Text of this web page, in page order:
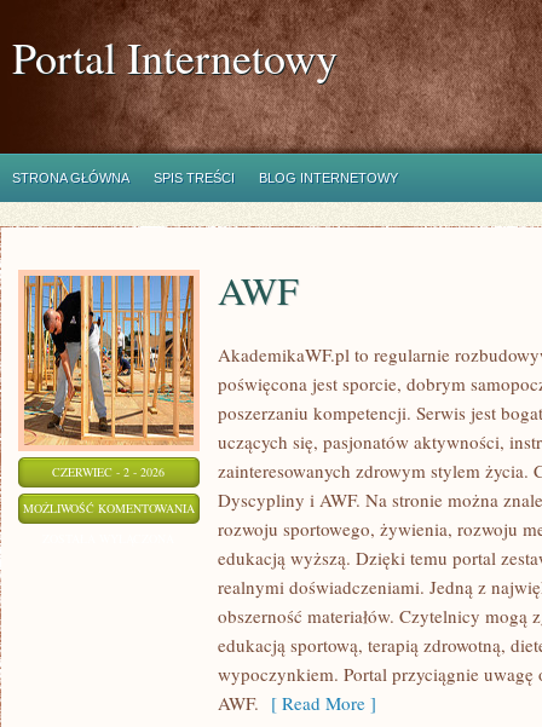
Portal Internetowy
STRONA GŁÓWNA SPIS TREŚCI BLOG INTERNETOWY
CZERWIEC - 2 - 2026
MOŻLIWOŚĆ KOMENTOWANIA AWF
AWF
AkademikaWF.pl to regularnie
poświęcona jest sporcie, dobrym
poszerzaniu kompetencji. Serwis jest
uczących się, pasjonatów aktywności,
zainteresowanych zdrowym stylem życia.
Dyscypliny i AWF. Na stronie można
rozwoju sportowego, żywienia, rozwoju
edukacją wyższą. Dzięki temu portal
realnymi doświadczeniami. Jedną z
obszerność materiałów. Czytelnicy mogą
edukacją sportową, terapią zdrowotną,
wypoczynkiem. Portal przyciągnie uwagę
AWF. [ Read More ]